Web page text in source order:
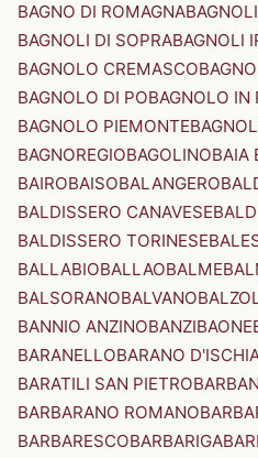
BAGNO DI ROMAGNA
BAGNOLI DI SOPRABAGNOLI
BAGNOLO CREMASCO
BAGNOLO DI POBAGNOLO IN
BAGNOLO PIEMONTE
BAGNOREGIOBAGOLINOBAIA
BAIROBAISOBALANGERO
BALDISSERO CANAVESE
BALDISSERO TORINESE
BALLABIOBALLAOBALME
BALSORANOBALVANO
BANNIO ANZINOBANZIBAONE
BARANELLOBARANO
BARATILI SAN PIETRO
BARBARANO ROMANO
BARBARESCOBARBARIGA